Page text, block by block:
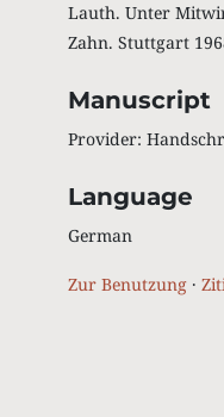
Lauth. Unter
Zahn. Stuttgart
Manuscript
Provider:
Language
German
Zur Benutzung·